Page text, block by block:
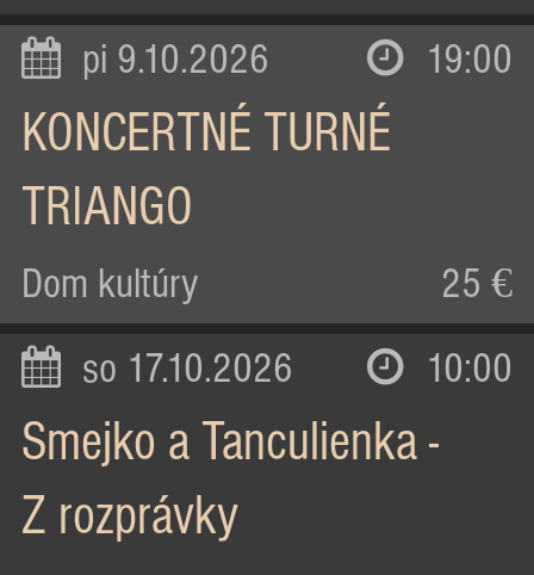
pi 9.10.2026 19:00
KONCERTNÉ TURNÉ
TRIANGO
Dom kultúry 25 €
so 17.10.2026 10:00
Smejko a Tanculienka -
Z rozprávky